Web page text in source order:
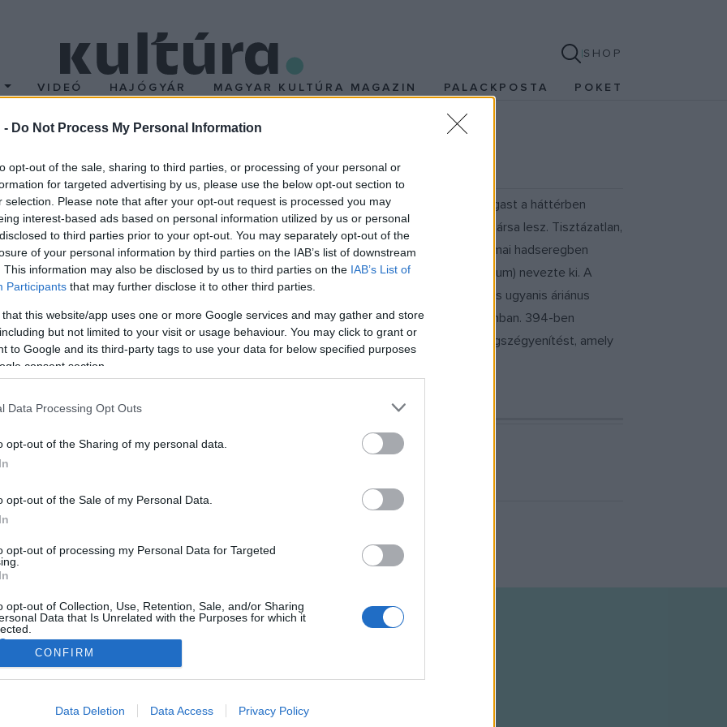
- Do Not Process My Personal Information
opt-out of the sale, sharing to third parties, or processing of your personal or
for targeted advertising by us, please use the below opt-out section to
selection. Please note that after your opt-out request is processed you may
interest-based ads based on personal information utilized by us or personal
to third parties prior to your opt-out. You may separately opt-out of the
of your personal information by third parties on the IAB’s list of downstream
This information may also be disclosed by us to third parties on the IAB’s List of
Participants that may further disclose it to other third parties.
that this website/app uses one or more Google services and may gather and store
but not limited to your visit or usage behaviour. You may click to grant or
to Google and its third-party tags to use your data for below specified purposes
consent section.
Data Processing Opt Outs
opt-out of the Sharing of my personal data.
opt-out of the Sale of my Personal Data.
opt-out of processing my Personal Data for Targeted
opt-out of Collection, Use, Retention, Sale, and/or Sharing
Data that Is Unrelated with the Purposes for which it
allow Google to enable storage related to advertising like cookies on
CONFIRM
Data Deletion Data Access Privacy Policy
SHOP
VIDEÓ HAJÓGYÁR MAGYAR KULTÚRA MAGAZIN PALACKPOSTA POKET
császár
után Arbogast, frank hadvezér Eugenius retorikatanárt emeli császárrá. Maga Arbogast a háttérben
kizárólagos irányítója, és I. (Nagy) Theodosius kelet-római császár legerősebb vetélytársa lesz. Tisztázatlan,
e, vagy az öngyilkosságot követett el. A pogány frank Arbogast karrierjét a római hadseregben
a ranglétrán, és nagyszerű teljesítményeiért I. Theodosius hadvezérré (magister militum) nevezte ki. A
I. Theodosius és II. Valentinianus közti hitbeli véleménykülönbségekből. Valentinianus ugyanis áriánus
A frankok célja ezzel szemben a pogányság visszaállítása volt a Római Birodalomban. 394-ben
a Wippach (Krjana) menti Frigidusnál vívott csatában, majd, hogy elkerülje azt a megszégyenítést, amely
követ el.